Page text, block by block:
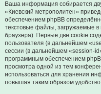
Ваша информация собирается
«Киевский метрополитен»
обеспечением phpBB
текстовые файлы, загружаемые
браузера). Первые две cookie
пользователя (в дальнейшем
сессии (в дальнейшем «session-
программным обеспечением
просмотра одной из тем
использоваться для хранения
повышая таким образом